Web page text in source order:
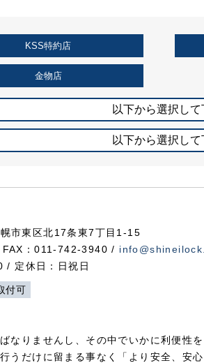
KSS特約店
金物店
以下から選択し
以下から選択し
市東区北17条東7丁目1-15
：011-742-3940 /
/ 定休日：日祝日
付可
なりませんし、その中でいかに利便性
うだけに留まる事なく「より安全、安